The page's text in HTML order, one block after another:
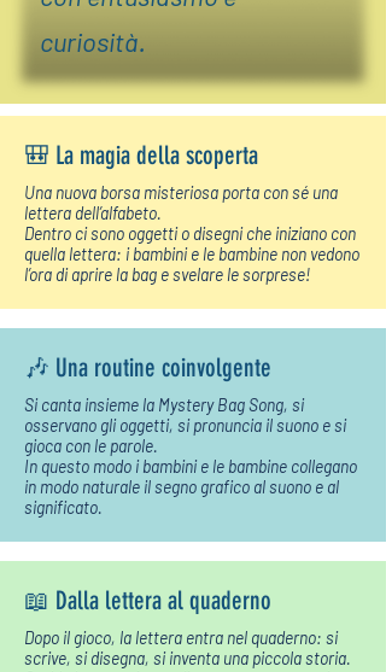
curiosità.
🎒 La magia della scoperta
Una nuova borsa misteriosa porta con sé una
lettera dell’alfabeto.
Dentro ci sono oggetti o disegni che iniziano con
quella lettera: i bambini e le bambine non vedono
l’ora di aprire la bag e svelare le sorprese!
🎶 Una routine coinvolgente
Si canta insieme la Mystery Bag Song, si
osservano gli oggetti, si pronuncia il suono e si
gioca con le parole.
In questo modo i bambini e le bambine collegano
in modo naturale il segno grafico al suono e al
significato.
📖 Dalla lettera al quaderno
Dopo il gioco, la lettera entra nel quaderno: si
scrive, si disegna, si inventa una piccola storia.